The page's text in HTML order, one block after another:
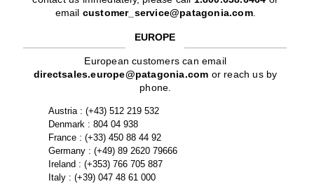
email customer_service@patagonia.com.
EUROPE
European customers can email
directsales.europe@patagonia.com or reach us by
phone.
Austria : (+43) 512 219 532
Denmark : 804 04 938
France : (+33) 450 88 44 92
Germany : (+49) 89 2620 79666
Ireland : (+353) 766 705 887
Italy : (+39) 047 48 61 000